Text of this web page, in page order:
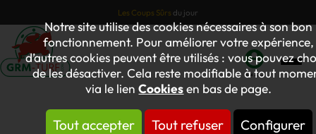
Notre site utilise des cookies nécessaires à son bon
fonctionnement. Pour améliorer votre expérience,
d’autres cookies peuvent être utilisés : vous pouvez
de les désactiver. Cela reste modifiable à tout
via le lienCookiesen bas de page.
Tout accepter Tout refuser Configurer
Les Coups Sûrs du jour
Mon
compte